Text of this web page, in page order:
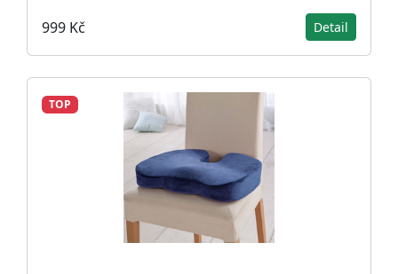
999 Kč Detail
TOP